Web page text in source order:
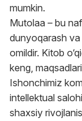
mumkin.
Mutolaa – bu
dunyoqarash va
omildir. Kitob
keng,
Ishonchimiz
intellektual
shaxsiy